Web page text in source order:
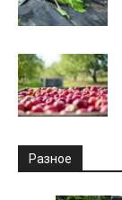
Разное